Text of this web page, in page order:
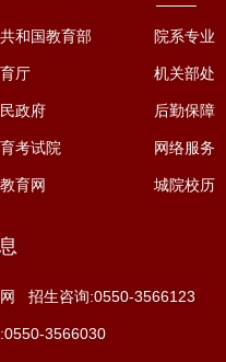
和国教育部
厅
政府
考试院
育网
院系专业
机关部处
后勤保障
网络服务
城院校历
招生咨询:0550-3566123
3566030